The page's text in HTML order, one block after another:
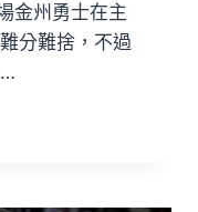
金州勇士在主
分難捨，不過
…